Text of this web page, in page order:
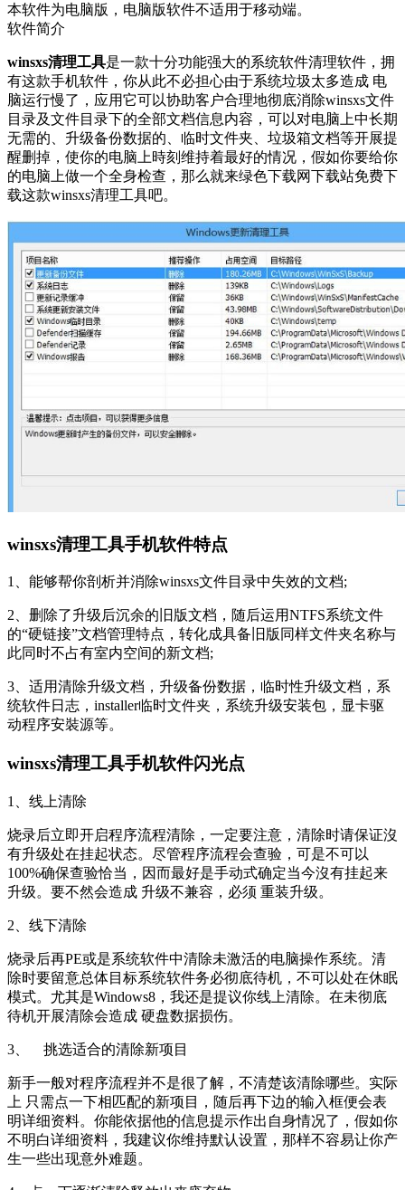
本软件为电脑版，电脑版软件不适用于移动端。
软件简介
winsxs清理工具是一款十分功能强大的系统软件清理软件，拥
有这款手机软件，你从此不必担心由于系统垃圾太多造成 电
脑运行慢了，应用它可以协助客户合理地彻底消除winsxs文件
目录及文件目录下的全部文档信息内容，可以对电脑上中长期
无需的、升级备份数据的、临时文件夹、垃圾箱文档等开展提
醒删掉，使你的电脑上時刻维持着最好的情况，假如你要给你
的电脑上做一个全身检查，那么就来绿色下载网下载站免费下
载这款winsxs清理工具吧。
winsxs清理工具手机软件特点
1、能够帮你剖析并消除winsxs文件目录中失效的文档;
2、删除了升级后沉余的旧版文档，随后运用NTFS系统文件
的“硬链接”文档管理特点，转化成具备旧版同样文件夹名称与
此同时不占有室内空间的新文档;
3、适用清除升级文档，升级备份数据，临时性升级文档，系
统软件日志，installer临时文件夹，系统升级安装包，显卡驱
动程序安裝源等。
winsxs清理工具手机软件闪光点
1、线上清除
烧录后立即开启程序流程清除，一定要注意，清除时请保证沒
有升级处在挂起状态。尽管程序流程会查验，可是不可以
100%确保查验恰当，因而最好是手动式确定当今沒有挂起来
升级。要不然会造成 升级不兼容，必须 重装升级。
2、线下清除
烧录后再PE或是系统软件中清除未激活的电脑操作系统。清
除时要留意总体目标系统软件务必彻底待机，不可以处在休眠
模式。尤其是Windows8，我还是提议你线上清除。在未彻底
待机开展清除会造成 硬盘数据损伤。
3、 挑选适合的清除新项目
新手一般对程序流程并不是很了解，不清楚该清除哪些。实际
上 只需点一下相匹配的新项目，随后再下边的输入框便会表
明详细资料。你能依据他的信息提示作出自身情况了，假如你
不明白详细资料，我建议你维持默认设置，那样不容易让你产
生一些出现意外难题。